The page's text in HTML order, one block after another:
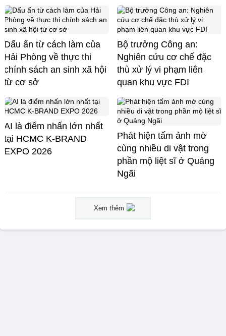
Dấu ấn từ cách làm của
Hải Phòng về thực thi
chính sách an sinh xã hội
từ cơ sở
Bộ trưởng Công an:
Nghiên cứu cơ chế đặc
thù xử lý vi phạm liên
quan khu vực FDI
AI là điểm nhấn lớn nhất
tại HCMC K-BRAND
EXPO 2026
Phát hiện tấm ảnh mờ
cùng nhiều di vật trong
phần mộ liệt sĩ ở Quảng
Ngãi
Xem thêm